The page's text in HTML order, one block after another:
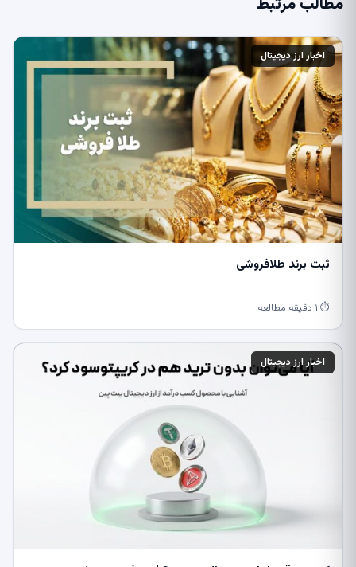
اخبار ارز دیجیتال
ثبت برند طلافروشی
⏱ ۱ دقیقه مطالعه
اخبار ارز دیجیتال